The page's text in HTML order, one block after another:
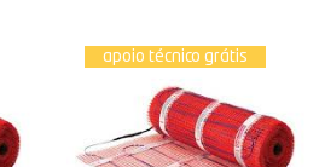
apoio técnico grátis